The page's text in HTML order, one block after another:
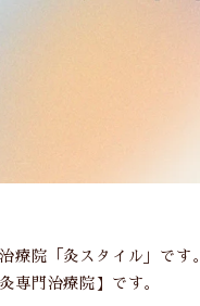
療院「灸スタイル」です。
専門治療院】です。